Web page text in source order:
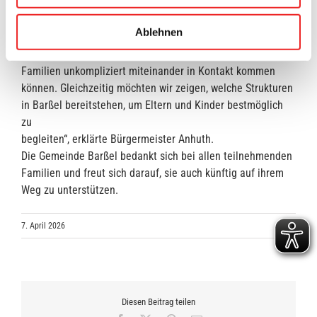
Ablehnen
Gemeinde. Ein gemeinsames Frühstück bot Raum für
zung – ein zentrales Anliegen des Formats.
„Mit dem Empfang schaffen wir einen Ort, an dem junge
Familien unkompliziert miteinander in Kontakt kommen
können. Gleichzeitig möchten wir zeigen, welche Strukturen
in Barßel bereitstehen, um Eltern und Kinder bestmöglich
zu
begleiten“, erklärte Bürgermeister Anhuth.
Die Gemeinde Barßel bedankt sich bei allen teilnehmenden
Familien und freut sich darauf, sie auch künftig auf ihrem
Weg zu unterstützen.
7. April 2026
Diesen Beitrag teilen